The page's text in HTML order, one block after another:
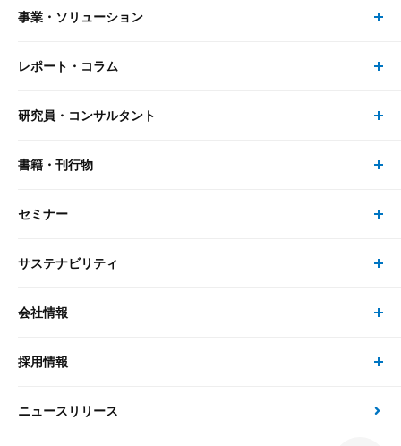
事業・ソリューション
事業・ソリューション トップ
リサーチ
大和総研の強み
先端テクノロジーに基づく新たな価値の創出
レポート・コラム
レポート・コラム トップ
最新のレポート・コラム
政策分析
研究員・コンサルタント
研究員・コンサルタント トップ
研究員
書籍・刊行物
書籍・刊行物 トップ
書籍
セミナー
セミナー トップ
現在受付中のセミナー・イベント
サステナビリティ
サステナビリティの取り組み
次世代社会への貢献
会社情報
会社情報 トップ
会社概要・役員一覧
採用情報
採用情報 トップ
ニュースリリース